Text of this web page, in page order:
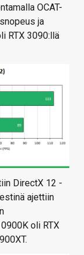
OCAT-
ja
RTX 3090:llä
DirectX 12 -
ajettiin
oli RTX